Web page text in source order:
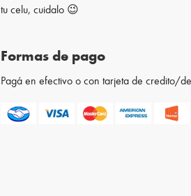
tu celu, cuidalo 😉
Formas de pago
Pagá en efectivo o con tarjeta de credito/